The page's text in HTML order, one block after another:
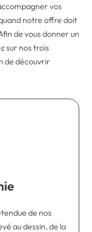
vos
notre offre doit
de vous donner un
sur nos trois
de découvrir
de nos
au dessin, de la